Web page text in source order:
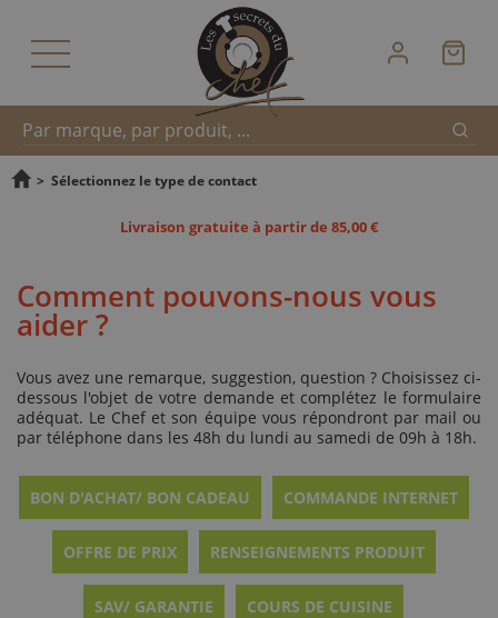
Recherche
> Sélectionnez le type de contact
Livraison gratuite à partir de 85,00 €
Comment pouvons-nous vous
aider ?
Vous avez une remarque, suggestion, question ? Choisissez ci-
dessous l'objet de votre demande et complétez le formulaire
adéquat. Le Chef et son équipe vous répondront par mail ou
par téléphone dans les 48h du lundi au samedi de 09h à 18h.
BON D'ACHAT/ BON CADEAU COMMANDE INTERNET
OFFRE DE PRIX RENSEIGNEMENTS PRODUIT
SAV/ GARANTIE COURS DE CUISINE